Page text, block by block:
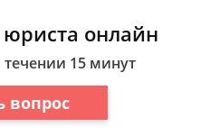
онлайн
течении 15 минут
вопрос